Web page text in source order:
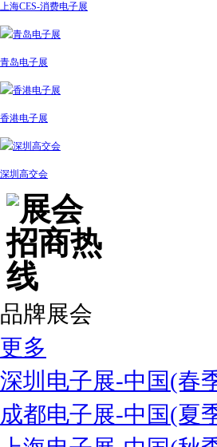
上海CES-消费电子展
青岛电子展
香港电子展
深圳高交会
品牌展会
更多
深圳电子展-中国(春
成都电子展-中国(夏